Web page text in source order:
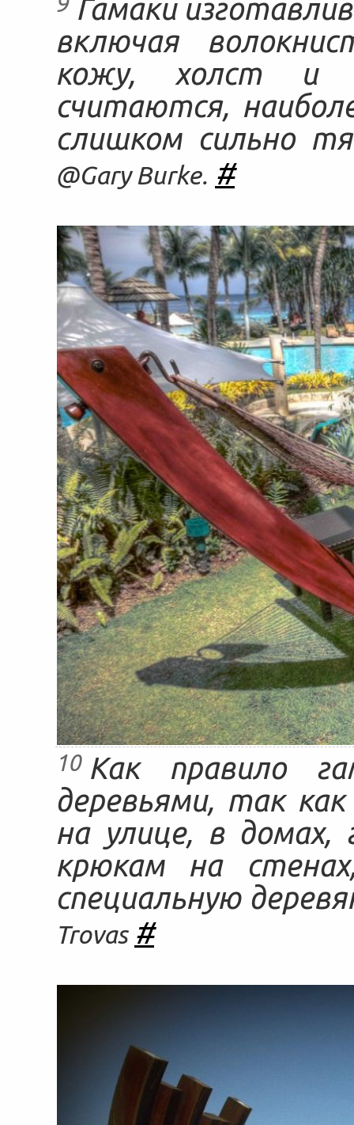
Гамаки
включая
кожу, холст и
считаются,
слишком сильно
@Gary Burke. #
10 Как правило
деревьями, так
на улице, в домах,
крюкам на
специальную
Trovas #